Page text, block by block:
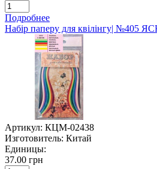
Подробнее
Набір паперу для квілінгу| №405
Артикул: КЦМ-02438
Изготовитель: Китай
Единицы:
37.00 грн